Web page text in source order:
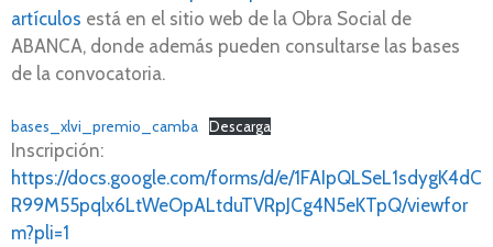
artículos está en el sitio web de la Obra Social de
ABANCA, donde además pueden consultarse las bases
de la convocatoria.
bases_xlvi_premio_camba Descarga
Inscripción:
https://docs.google.com/forms/d/e/1FAIpQLSeL1sdygK4dC
R99M55pqlx6LtWeOpALtduTVRpJCg4N5eKTpQ/viewfor
m?pli=1